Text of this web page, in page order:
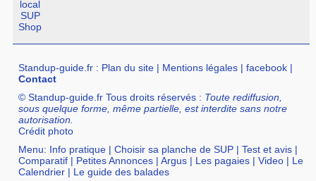
local
SUP
Shop
Standup-guide.fr : Plan du site | Mentions légales |facebook |
Contact
© Standup-guide.fr Tous droits réservés : Toute rediffusion,
sous quelque forme, même partielle, est interdite sans notre
autorisation.
Crédit photo
Menu: Info pratique |Choisir sa planche de SUP |Test et avis |
Comparatif | Petites Annonces |Argus | Les pagaies |Video | Le
Calendrier | Le guide des balades